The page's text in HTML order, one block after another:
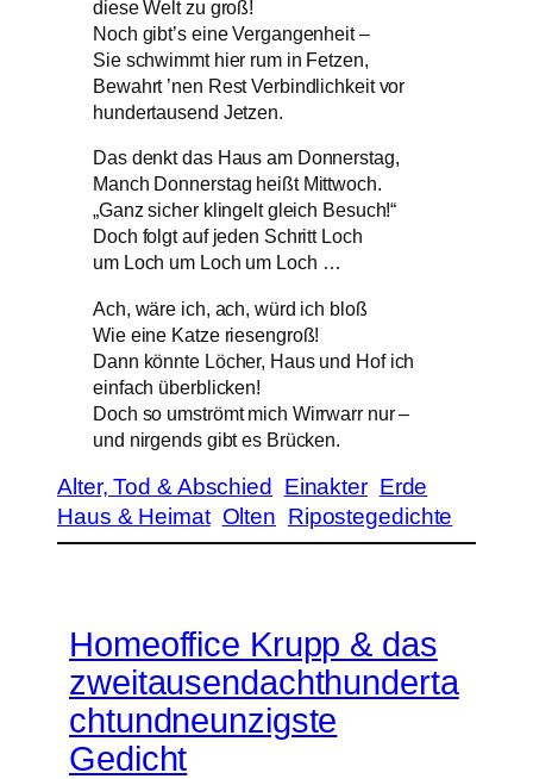
diese Welt zu groß!
Noch gibt’s eine Vergangenheit –
Sie schwimmt hier rum in Fetzen,
Bewahrt ’nen Rest Verbindlichkeit vor
hundertausend Jetzen.
Das denkt das Haus am Donnerstag,
Manch Donnerstag heißt Mittwoch.
„Ganz sicher klingelt gleich Besuch!“
Doch folgt auf jeden Schritt Loch
um Loch um Loch um Loch …
Ach, wäre ich, ach, würd ich bloß
Wie eine Katze riesengroß!
Dann könnte Löcher, Haus und Hof ich
einfach überblicken!
Doch so umströmt mich Wirrwarr nur –
und nirgends gibt es Brücken.
Alter, Tod & Abschied Einakter Erde
Haus & Heimat Olten Ripostegedichte
Homeoffice Krupp & das
zweitausendachthunderta
chtundneunzigste
Gedicht